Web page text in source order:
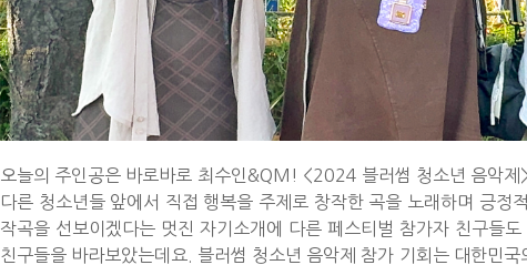
오늘의 주인공은 바로바로 최수인&QM! <2024 블러썸 청소년 음악제
다른 청소년들 앞에서 직접 행복을 주제로 창작한 곡을 노래하며 긍정
작곡을 선보이겠다는 멋진 자기소개에 다른 페스티벌 참가자 친구들
친구들을 바라보았는데요. 블러썸 청소년 음악제 참가 기회는 대한민